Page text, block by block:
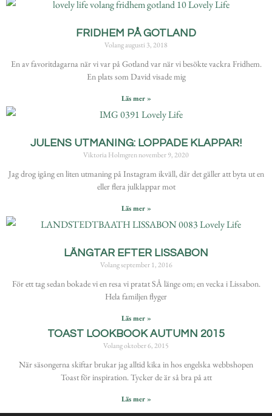
FRIDHEM PÅ GOTLAND
Volangaugusti 3, 2018
En av favoritdagarna när vi var på Gotland var när vi besökte vackra Fridhem.
En plats som David visade mig
Läs mer »
JULENS UTMANING: LOPPADE KLAPPAR!
Viktoria Holmgrennovember 9, 2020
Jag drog igång en liten utmaning på Instagram ikväll, där det gäller att byta ut en
eller flera julklappar mot
Läs mer »
LÄNGTAR EFTER LISSABON
Volangseptember 1, 2016
För ett tag sedan bokade vi en resa vi pratat SÅ länge om; en vecka i Lissabon.
Hela familjen flyger
Läs mer »
TOAST LOOKBOOK AUTUMN 2015
Volangoktober 6, 2015
När säsongerna skiftar brukar jag alltid kika in hos engelska webbshopen
Toast för inspiration. Tycker de är så bra på att
Läs mer »